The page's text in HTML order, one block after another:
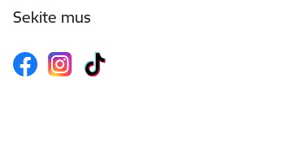
Sekite mus